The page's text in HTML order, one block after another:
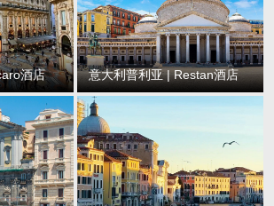
酒店 意大利普利亚 | Restan酒店